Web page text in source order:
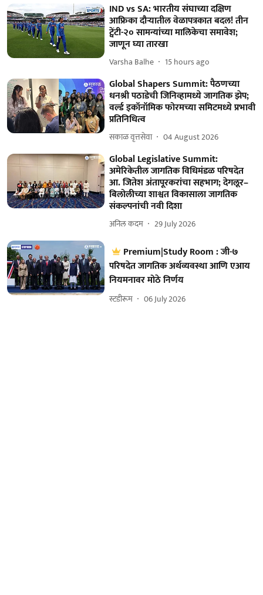
IND vs SA: भारतीय संघाच्या दक्षिण
आफ्रिका दौऱ्यातील वेळापत्रकात बदल! तीन
ट्वेंटी-२० सामन्यांच्या मालिकेचा समावेश;
जाणून घ्या तारखा
Varsha Balhe 15 hours ago
Global Shapers Summit: पैठणच्या
धनश्री पठाडेची जिनिव्हामध्ये जागतिक झेप;
वर्ल्ड इकॉनॉमिक फोरमच्या समिटमध्ये प्रभावी
प्रतिनिधित्व
सकाळ वृत्तसेवा 04 August 2026
Global Legislative Summit:
अमेरिकेतील जागतिक विधिमंडळ परिषदेत
आ. जितेश अंतापूरकरांचा सहभाग; देगलूर–
बिलोलीच्या शाश्वत विकासाला जागतिक
संकल्पनांची नवी दिशा
अनिल कदम 29 July 2026
Premium|Study Room : जी-७
परिषदेत जागतिक अर्थव्यवस्था आणि एआय
नियमनावर मोठे निर्णय
स्टडीरूम 06 July 2026